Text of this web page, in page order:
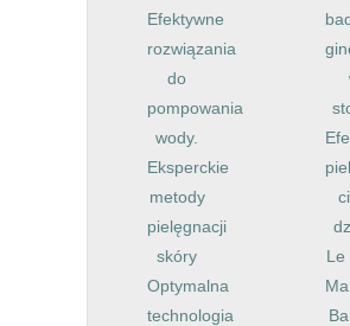
Efektywne
rozwiązania
do
pompowania
wody.
Eksperckie
metody
pielęgnacji
skóry
Optymalna
technologia
Le